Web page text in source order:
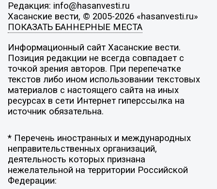
Редакция: info@hasanvesti.ru
Хасанские вести, © 2005-2026 «hasanvesti.ru»
ПОКАЗАТЬ БАННЕРНЫЕ МЕСТА
Информационный сайт Хасанские вести.
Позиция редакции не всегда совпадает с
точкой зрения авторов. При перепечатке
текстов либо ином использовании текстовых
материалов с настоящего сайта на иных
ресурсах в сети Интернет гиперссылка на
источник обязательна.
* Перечень иностранных и международных
неправительственных организаций,
деятельность которых признана
нежелательной на территории Российской
Федерации: